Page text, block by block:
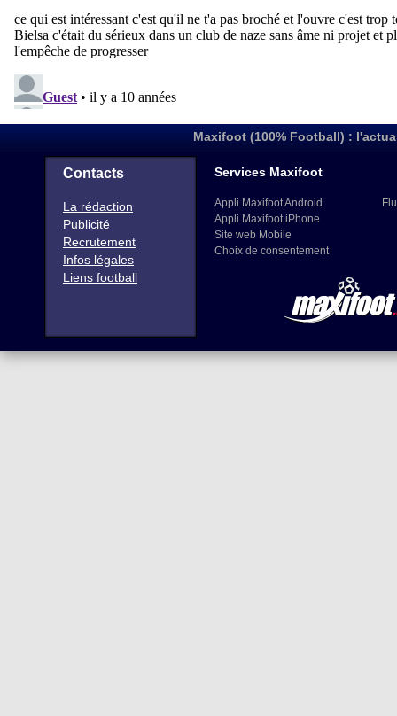
Maxifoot (100% Football) :
Contacts
La rédaction
Publicité
Recrutement
Infos légales
Liens football
Services Maxifoot
Appli Maxifoot Android
Appli Maxifoot iPhone
Site web Mobile
Choix de consentement